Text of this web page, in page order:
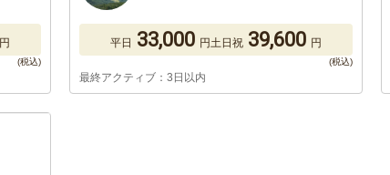
円 平日 33,000 円土日祝 39,600 円
最終アクティブ：3日以内